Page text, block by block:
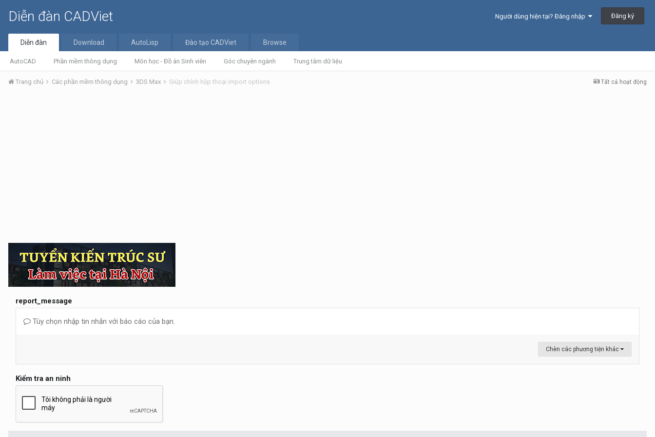
Diễn đàn CADViet Người dùng hiện tại? Đăng nhập Đăng ký
Diễn đàn
AutoCAD Phần mềm thông dụng Môn học - Đồ án Sinh viên Góc chuyên ngành Trung tâm dữ liệu
Download AutoLisp Đào tạo CADViet Browse
Tất cả hoạt động
Trang chủ Các phần mềm thông dụng 3DS Max Giúp chỉnh hộp thoại import options
report_message
Tùy chọn nhập tin nhắn với báo cáo của bạn.
Chèn các phương tiện khác
Kiểm tra an ninh